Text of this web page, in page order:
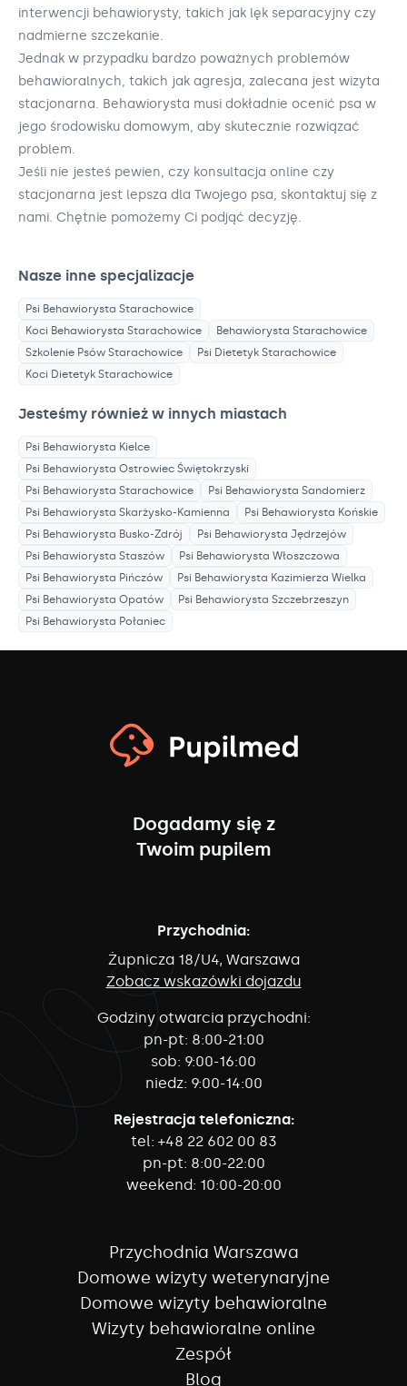
interwencji behawiorysty, takich jak lęk separacyjny czy
nadmierne szczekanie.
Jednak w przypadku bardzo poważnych problemów
behawioralnych, takich jak agresja, zalecana jest wizyta
stacjonarna. Behawiorysta musi dokładnie ocenić psa w
jego środowisku domowym, aby skutecznie rozwiązać
problem.
Jeśli nie jesteś pewien, czy konsultacja online czy
stacjonarna jest lepsza dla Twojego psa, skontaktuj się z
nami. Chętnie pomożemy Ci podjąć decyzję.
Nasze inne specjalizacje
Psi Behawiorysta Starachowice
Koci Behawiorysta Starachowice Behawiorysta Starachowice
Szkolenie Psów Starachowice Psi Dietetyk Starachowice
Koci Dietetyk Starachowice
Jesteśmy również w innych miastach
Psi Behawiorysta Kielce
Psi Behawiorysta Ostrowiec Świętokrzyski
Psi Behawiorysta Starachowice Psi Behawiorysta Sandomierz
Psi Behawiorysta Skarżysko-Kamienna Psi Behawiorysta Końskie
Psi Behawiorysta Busko-Zdrój Psi Behawiorysta Jędrzejów
Psi Behawiorysta Staszów Psi Behawiorysta Włoszczowa
Psi Behawiorysta Pińczów Psi Behawiorysta Kazimierza Wielka
Psi Behawiorysta Opatów Psi Behawiorysta Szczebrzeszyn
Psi Behawiorysta Połaniec
Dogadamy się z
Twoim pupilem
Przychodnia:
Żupnicza 18/U4, Warszawa
Zobacz wskazówki dojazdu
Godziny otwarcia przychodni:
pn-pt: 8:00-21:00
sob: 9:00-16:00
niedz: 9:00-14:00
Rejestracja telefoniczna:
tel: +48 22 602 00 83
pn-pt: 8:00-22:00
weekend: 10:00-20:00
Przychodnia Warszawa
Domowe wizyty weterynaryjne
Domowe wizyty behawioralne
Wizyty behawioralne online
Zespół
Blog